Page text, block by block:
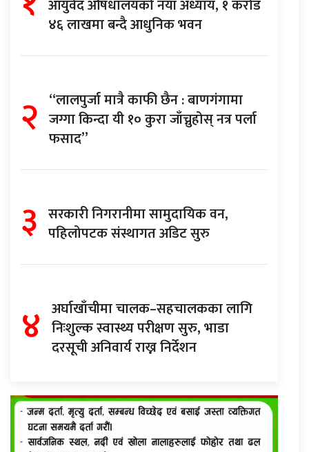
आयुर्वेद औषधालयको नयाँ अध्याय, १ करोड
४६ लाखमा बन्दै आधुनिक भवन
२ “लालपुर्जा मात्रै काफी छैन : बाणगंगामा
जग्गा किन्दा यी १० कुरा जाँच्नुहोस् नत्र पर्ला
फसाद”
३ सरकारी निगरानीमा सामुदायिक वन,
पहिलोपटक संस्थागत अडिट सुरु
४ अर्घाखाँचीमा चालक–सहचालकका लागि
निःशुल्क स्वास्थ्य परीक्षण सुरु, भाडा
दरसूची अनिवार्य राख्न निर्देशन